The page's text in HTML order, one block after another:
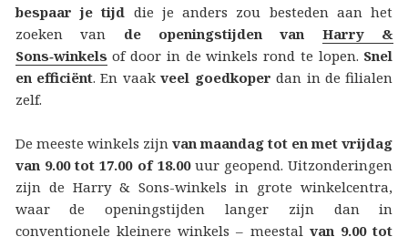
bespaar je tijd die je anders zou besteden aan het
zoeken van de openingstijden van Harry &
Sons‑winkels of door in de winkels rond te lopen. Snel
en efficiënt. En vaakveel goedkoper dan in de filialen
zelf.
De meeste winkels zijn van maandag tot en met vrijdag
van 9.00 tot 17.00 of 18.00uur geopend. Uitzonderingen
zijn de Harry & Sons-winkels in grote winkelcentra,
waar de openingstijden langer zijn dan in
conventionele kleinere winkels – meestal van 9.00 tot